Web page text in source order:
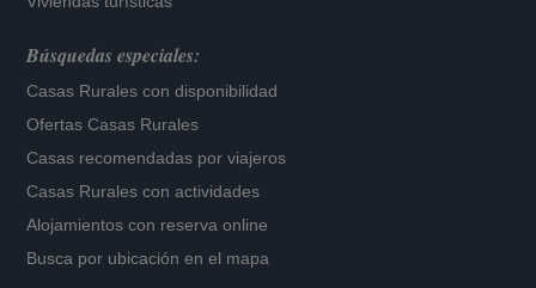
Búsquedas especiales:
Casas Rurales con disponibilidad
Ofertas Casas Rurales
Casas recomendadas por viajeros
Casas Rurales con actividades
Alojamientos con reserva online
Busca por ubicación en el mapa